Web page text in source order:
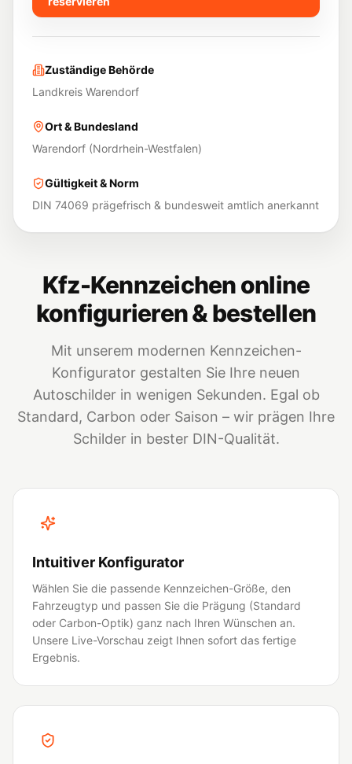
Zuständige Behörde
Landkreis Warendorf
Ort & Bundesland
Warendorf (Nordrhein-Westfalen)
Gültigkeit & Norm
DIN 74069 prägefrisch & bundesweit amtlich anerkannt
Kfz-Kennzeichen online
konfigurieren & bestellen
Mit unserem modernen Kennzeichen-
Konfigurator gestalten Sie Ihre neuen
Autoschilder in wenigen Sekunden. Egal ob
Standard, Carbon oder Saison – wir prägen Ihre
Schilder in bester DIN-Qualität.
Intuitiver Konfigurator
Wählen Sie die passende Kennzeichen-Größe, den
Fahrzeugtyp und passen Sie die Prägung (Standard
oder Carbon-Optik) ganz nach Ihren Wünschen an.
Unsere Live-Vorschau zeigt Ihnen sofort das fertige
Ergebnis.